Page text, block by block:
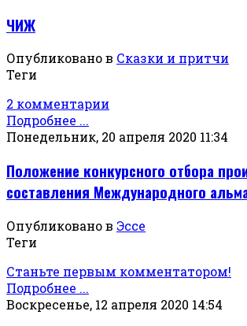
ЧИЖ
Опубликовано в Сказки и притчи
Теги
2 комментарии
Подробнее ...
Понедельник, 20 апреля 2020 11:34
Положение конкурсного отбора
составления Международного
Опубликовано в Эссе
Теги
Станьте первым комментатором!
Подробнее ...
Воскресенье, 12 апреля 2020 14:54